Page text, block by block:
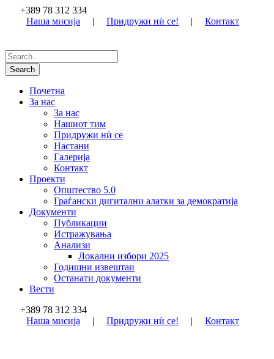
+389 78 312 334
Наша мисија
| Придружи нѝ се! | Контакт
Почетна
За нас
За нас
Нашиот тим
Придружи нѝ се
Настани
Галерија
Контакт
Проекти
Општество 5.0
Граѓански дигитални алатки за демократија
Документи
Публикации
Истражувања
Анализи
Локални избори 2025
Годишни извештаи
Останати документи
Вести
+389 78 312 334
Наша мисија
| Придружи нѝ се! | Контакт